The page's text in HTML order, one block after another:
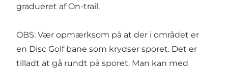
gradueret af On-trail.
OBS: Vær opmærksom på at der i området er
en Disc Golf bane som krydser sporet. Det er
tilladt at gå rundt på sporet. Man kan med